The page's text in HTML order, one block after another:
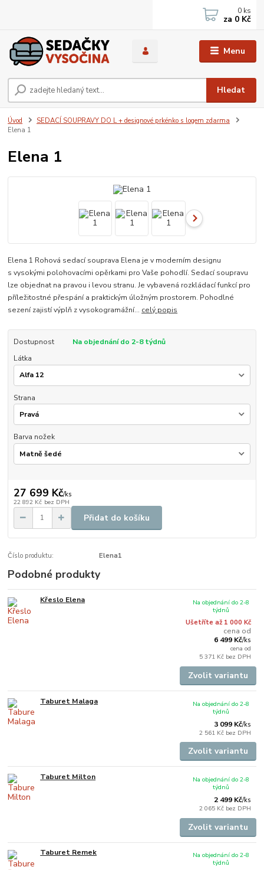
Menu
Hledat
0 ks
za 0 Kč
Úvod
SEDACÍ SOUPRAVY DO L + designové prkénko s logem zdarma
Elena 1
Elena 1
Elena 1 Rohová sedací souprava Elena je v moderním designu
s vysokými polohovacími opěrkami pro Vaše pohodlí. Sedací soupravu
lze objednat na pravou i levou stranu. Je vybavená rozkládací funkcí pro
příležitostné přespání a praktickým úložným prostorem. Pohodlné
sezení zajistí výplň z vysokogramážní... celý popis
Dostupnost
Na objednání do 2-8 týdnů
Látka
Strana
Barva nožek
27 699 Kč/ks
22 892 Kč bez DPH
Přidat do košíku
Číslo produktu: Elena1
Podobné produkty
Křeslo Elena
Ušetříte až 1 000 Kč
cena od
6 499 Kč/ks
cena od
5 371 Kč bez DPH
Na objednání do 2-8
týdnů
Zvolit variantu
Taburet Malaga
3 099 Kč/ks
2 561 Kč bez DPH
Na objednání do 2-8
týdnů
Zvolit variantu
Taburet Milton
2 499 Kč/ks
2 065 Kč bez DPH
Na objednání do 2-8
týdnů
Zvolit variantu
Taburet Remek
Na objednání do 2-8
týdnů